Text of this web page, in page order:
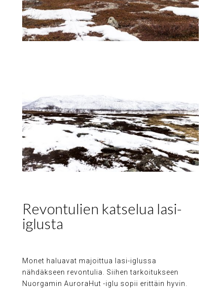
Revontulien katselua lasi-
iglusta
Monet haluavat majoittua lasi-iglussa
nähdäkseen revontulia. Siihen tarkoitukseen
Nuorgamin AuroraHut -iglu sopii erittäin hyvin.